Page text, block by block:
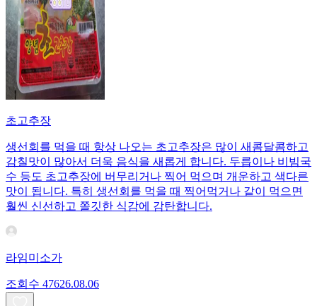
초고추장
생선회를 먹을 때 항상 나오는 초고추장은 많이 새콤달콤하고
감칠맛이 많아서 더욱 음식을 새롭게 합니다. 두릅이나 비빔국
수 등도 초고추장에 버무리거나 찍어 먹으며 개운하고 색다른
맛이 됩니다. 특히 생선회를 먹을 때 찍어먹거나 같이 먹으면
훨씬 신선하고 쫄깃한 식감에 감탄합니다.
라임미소가
조회수 47626.08.06